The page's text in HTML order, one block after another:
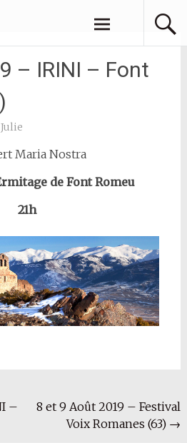
– IRINI – Font
Julie
Maria Nostra
de Font Romeu
21h
–
8 et 9 Août 2019 – Festival
Voix Romanes (63) →